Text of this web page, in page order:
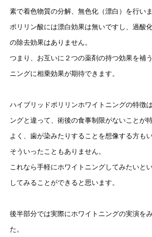
素で着色物質の分解、無色化（漂白）を行いま
ポリリン酸には漂白効果は無いですし、過酸
の除去効果はありません。
つまり、お互いに２つの薬剤の持つ効果を補
ニングに相乗効果が期待できます。
ハイブリッドポリリンホワイトニングの特徴
ングと違って、術後の食事制限がないことが特
よく、歯が染みたりすることを想像する方も
そういったこともありません。
これなら手軽にホワイトニングしてみたいと
してみることができると思います。
後半部分では実際にホワイトニングの実演を
た。